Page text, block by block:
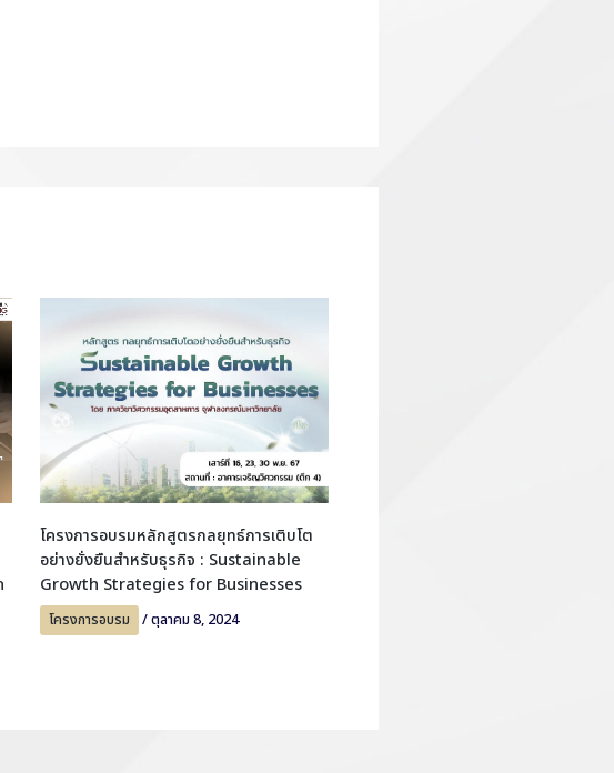
โครงการอบรมหลักสูตรกลยุทธ์การเติบโต
อย่างยั่งยืนสำหรับธุรกิจ : Sustainable
Growth Strategies for Businesses
โครงการอบรม /ตุลาคม 8, 2024